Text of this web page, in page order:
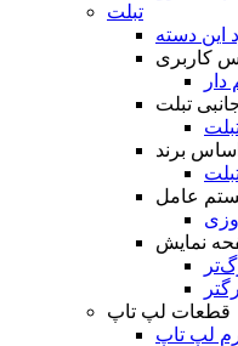
تبلت
این دسته
کاربری
تبلت
برند
عامل
نمایش
قطعات لپ تاپ
لپ تاپ